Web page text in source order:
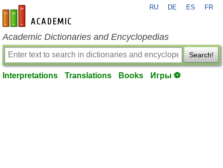
en-academic.com
RU DE ES FR
Academic Dictionaries and Encyclopedias
Search!
Interpretations Translations Books Игры ⚽